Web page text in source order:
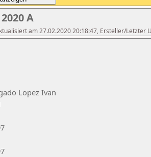
A
am 27.02.2020 20:18:47, Ersteller/Letzter
Lopez Ivan